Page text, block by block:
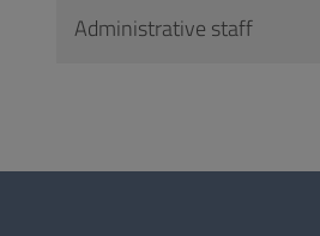
Administrative staff
Questionnaire